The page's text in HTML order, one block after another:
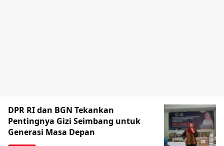
DPR RI dan BGN Tekankan
Pentingnya Gizi Seimbang untuk
Generasi Masa Depan